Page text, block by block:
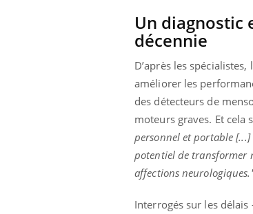
Un diagnostic
décennie
D’après les
améliorer les
des détecteurs de
moteurs graves. Et cela
personnel et portable
potentiel de transformer
affections
Interrogés sur les
Carence en fer : comprendre
Youtube
Fatigue, irritabilité, brouillard
même alopécie… Les symptômes
carence en fer sont multiples ce qui